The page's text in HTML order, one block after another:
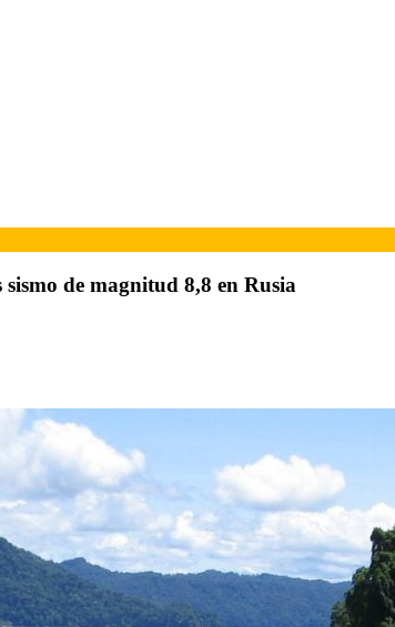
de magnitud 8,8 en Rusia